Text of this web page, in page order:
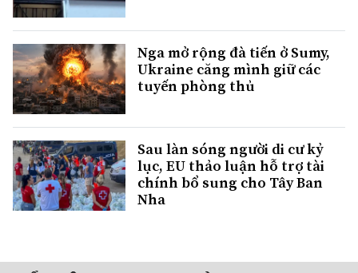
Nga mở rộng đà tiến ở Sumy,
Ukraine căng mình giữ các
tuyến phòng thủ
Sau làn sóng người di cư kỷ
lục, EU thảo luận hỗ trợ tài
chính bổ sung cho Tây Ban
Nha